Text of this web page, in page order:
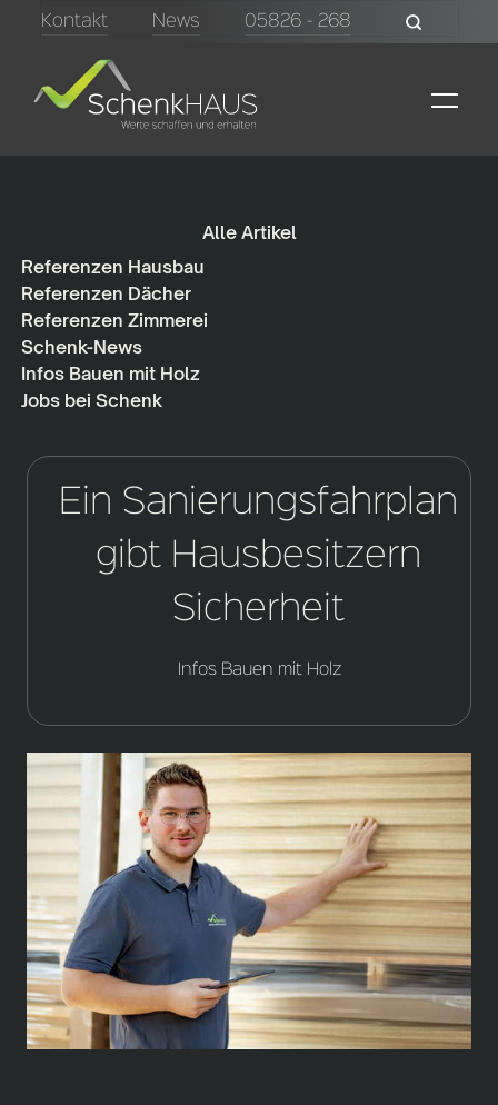
Kontakt News 05826 - 268
Alle Artikel
Referenzen Hausbau
Referenzen Dächer
Referenzen Zimmerei
Schenk-News
Infos Bauen mit Holz
Jobs bei Schenk
Ein Sanierungsfahrplan
gibt Hausbesitzern
Sicherheit
Infos Bauen mit Holz